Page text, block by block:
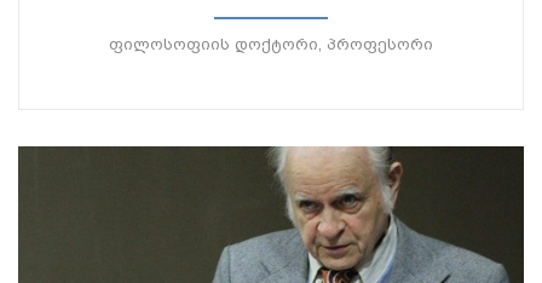
ფილოსოფიის დოქტორი, პროფესორი